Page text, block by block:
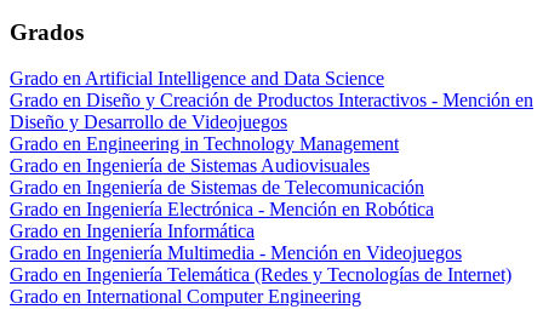
Grados
Grado en Artificial Intelligence and Data Science
Grado en Diseño y Creación de Productos Interactivos - Mención en
Diseño y Desarrollo de Videojuegos
Grado en Engineering in Technology Management
Grado en Ingeniería de Sistemas Audiovisuales
Grado en Ingeniería de Sistemas de Telecomunicación
Grado en Ingeniería Electrónica - Mención en Robótica
Grado en Ingeniería Informática
Grado en Ingeniería Multimedia - Mención en Videojuegos
Grado en Ingeniería Telemática (Redes y Tecnologías de Internet)
Grado en International Computer Engineering